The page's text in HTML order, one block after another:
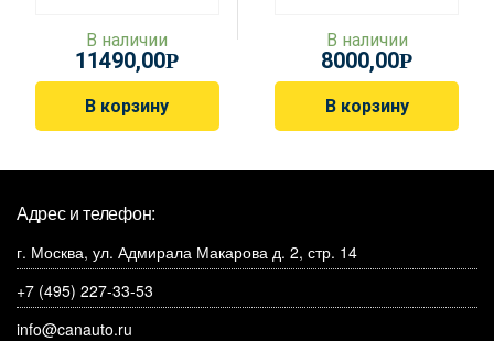
В наличии
11490,00Р
В корзину
В наличии
8000,00Р
В корзину
Адрес и телефон:
г. Москва, ул. Адмирала Макарова д. 2, стр. 14
+7 (495) 227-33-53
info@canauto.ru